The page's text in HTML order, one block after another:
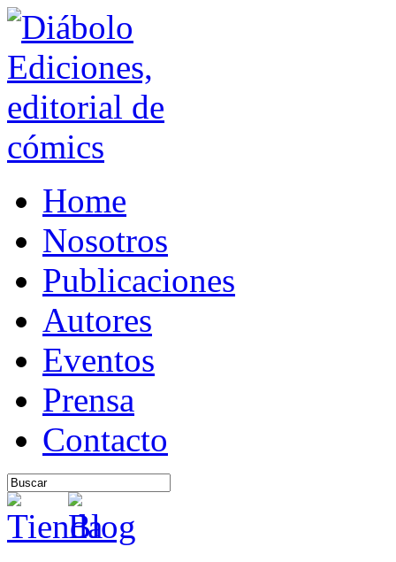
Home
Nosotros
Publicaciones
Autores
Eventos
Prensa
Contacto